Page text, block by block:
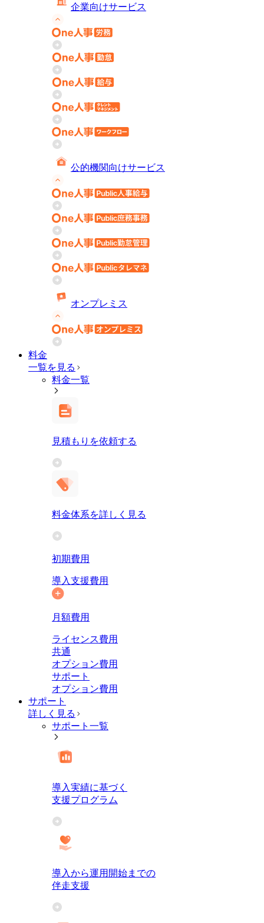
企業向けサービス
公的機関向けサービス
オンプレミス
料金
一覧を見る
料金一覧
見積もりを依頼する
料金体系を詳しく見る
初期費用
導入支援費用
月額費用
ライセンス費用
共通
オプション費用
サポート
オプション費用
サポート
詳しく見る
サポート一覧
導入実績に基づく
支援プログラム
導入から運用開始までの
伴走支援